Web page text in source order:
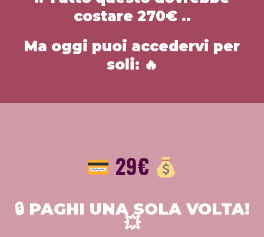
costare 270€ ..
Ma oggi puoi accedervi per
soli: 🔥
29€
🔒 PAGHI UNA SOLA VOLTA!
💥